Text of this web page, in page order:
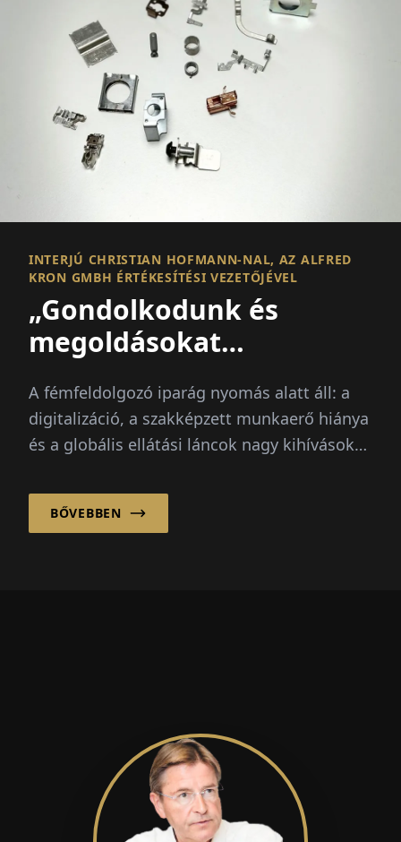
INTERJÚ CHRISTIAN HOFMANN-NAL, AZ ALFRED
KRON GMBH ÉRTÉKESÍTÉSI VEZETŐJÉVEL
„Gondolkodunk és
megoldásokat
A fémfeldolgozó iparág nyomás alatt áll: a
digitalizáció, a szakképzett munkaerő hiánya
és a globális ellátási láncok nagy kihívások
BŐVEBBEN